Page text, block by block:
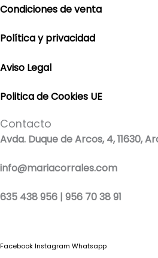
Condiciones de venta
Política y privacidad
Aviso Legal
Politica de Cookies UE
Contacto
Avda. Duque de Arcos, 4, 11630,
info@mariacorrales.com
635 438 956 | 956 70 38 91
Facebook Instagram Whatsapp